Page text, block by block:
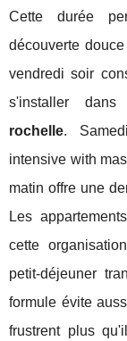
Cette durée
découverte
vendredi soir
s'installer
rochelle.
intensive with
matin offre une
Les
cette
petit-déjeuner
formule évite
frustrent plus